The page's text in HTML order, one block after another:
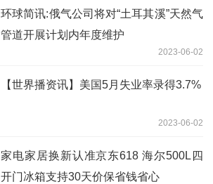
环球简讯:俄气公司将对“土耳其溪”天然气
管道开展计划内年度维护
2023-06-02
【世界播资讯】美国5月失业率录得3.7%
2023-06-02
家电家居换新认准京东618 海尔500L四
开门冰箱支持30天价保省钱省心